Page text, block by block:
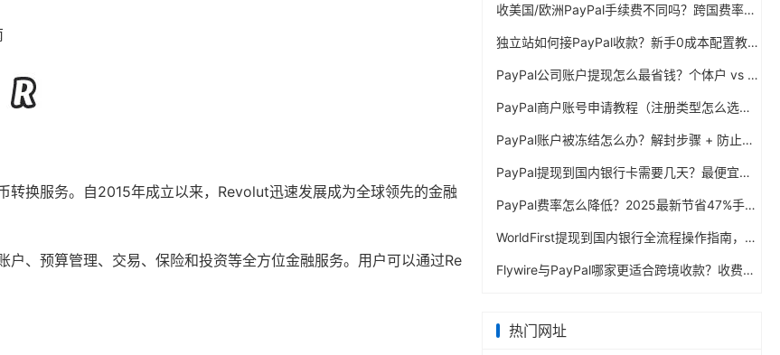
换服务。自2015年成立以来，Revolut迅速发展成为全球领先的金融
、预算管理、交易、保险和投资等全方位金融服务。用户可以通过Re
收美国/欧洲PayPal手续费不同吗？跨国费率表曝光
独立站如何接PayPal收款？新手0成本配置教程
PayPal公司账户提现怎么最省钱？个体户 vs 公司对比
PayPal商户账号申请教程（注册类型怎么选？避坑指南）
PayPal账户被冻结怎么办？解封步骤 + 防止再次限制指南
PayPal提现到国内银行卡需要几天？最便宜的方法公布
PayPal费率怎么降低？2025最新节省47%手续费方案
WorldFirst提现到国内银行全流程操作指南，卖家必读完整攻略
Flywire与PayPal哪家更适合跨境收款？收费到账体验全面评测
热门网址